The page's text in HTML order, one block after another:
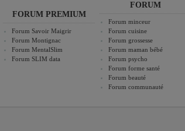
FORUM PREMIUM
Forum Savoir Maigrir
Forum Montignac
Forum MentalSlim
Forum SLIM data
FORUM
Forum minceur
Forum cuisine
Forum grossesse
Forum maman bébé
Forum psycho
Forum forme santé
Forum beauté
Forum communauté